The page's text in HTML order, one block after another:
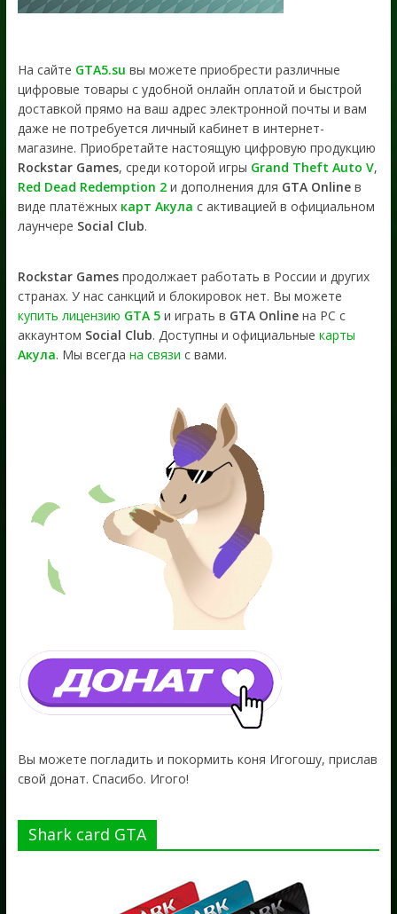
На сайте GTA5.su вы можете приобрести различные
цифровые товары с удобной онлайн оплатой и быстрой
доставкой прямо на ваш адрес электронной почты и вам
даже не потребуется личный кабинет в интернет-
магазине. Приобретайте настоящую цифровую продукцию
Rockstar Games, среди которой игры Grand Theft Auto V,
Red Dead Redemption 2и дополнения для GTA Onlineв
виде платёжных карт Акула с активацией в официальном
лаунчере Social Club.
Rockstar Gamesпродолжает работать в России и других
странах. У нас санкций и блокировок нет. Вы можете
купить лицензию GTA 5и играть в GTA Onlineна PC с
аккаунтом Social Club. Доступны и официальные карты
Акула. Мы всегда на связи с вами.
Вы можете погладить и покормить коня Игогошу, прислав
свой донат. Спасибо. Игого!
Shark card GTA